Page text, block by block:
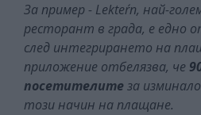
За пример - Lekter´n, най-
ресторант в града, е едно
след интегрирането на
приложение отбелязва, че
посетителитеза
този начин на плащане.